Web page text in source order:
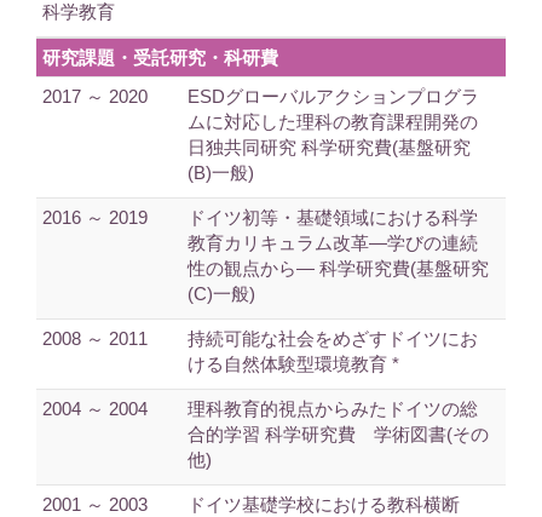
科学教育
研究課題・受託研究・科研費
2017 ～ 2020
ESDグローバルアクションプログラ
ムに対応した理科の教育課程開発の
日独共同研究 科学研究費(基盤研究
(B)一般)
2016 ～ 2019
ドイツ初等・基礎領域における科学
教育カリキュラム改革―学びの連続
性の観点から― 科学研究費(基盤研究
(C)一般)
2008 ～ 2011
持続可能な社会をめざすドイツにお
ける自然体験型環境教育 *
2004 ～ 2004
理科教育的視点からみたドイツの総
合的学習 科学研究費 学術図書(その
他)
2001 ～ 2003
ドイツ基礎学校における教科横断